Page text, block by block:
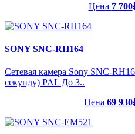
Цена 7 700
SONY SNC-RH164
Сетевая камера Sony SNC-
секунду) PAL До 3..
Цена 69 930